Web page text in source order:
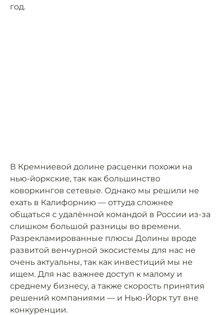
год.
В Кремниевой долине расценки похожи на
нью-йоркские, так как большинство
коворкингов сетевые. Однако мы решили не
ехать в Калифорнию — оттуда сложнее
общаться с удалённой командой в России из-за
слишком большой разницы во времени.
Разрекламированные плюсы Долины вроде
развитой венчурной экосистемы для нас не
очень актуальны, так как инвестиций мы не
ищем. Для нас важнее доступ к малому и
среднему бизнесу, а также скорость принятия
решений компаниями — и Нью-Йорк тут вне
конкуренции.